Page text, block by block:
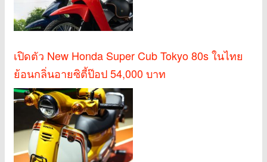
เปิดตัว New Honda Super Cub Tokyo 80s ในไทย
ย้อนกลิ่นอายซิตี้ป๊อป 54,000 บาท